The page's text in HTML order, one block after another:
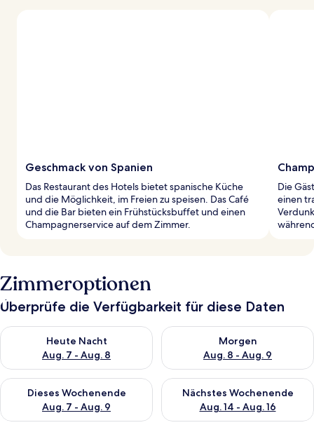
Geschmack von Spanien
Das Restaurant des Hotels bietet spanische Küche
und die Möglichkeit, im Freien zu speisen. Das Café
und die Bar bieten ein Frühstücksbuffet und einen
Champagnerservice auf dem Zimmer.
Die
einen
Zimmeroptionen
Überprüfe die Verfügbarkeit für diese Daten
Heute Nacht
Aug. 7 - Aug. 8
Überprüfe die Verfügbarkeit für heute Nacht, Aug. 7 - Aug. 8.
Morgen
Aug. 8 - Aug. 9
Überprüfe die Verfügbarkeit
Dieses Wochenende
Aug. 7 - Aug. 9
Überprüfe die Verfügbarkeit für dieses Wochenende, Aug. 7
Nächstes Wochenende
Aug. 14 - Aug. 16
Überprüfe die Verfügbarkeit